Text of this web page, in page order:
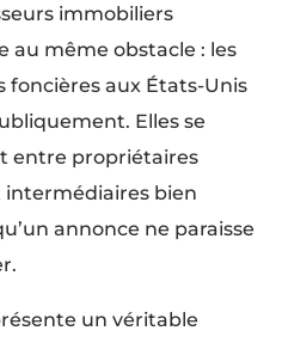
immobiliers
au même obstacle : les
aux États-Unis
Elles se
entre propriétaires
bien
annonce ne paraisse
un véritable